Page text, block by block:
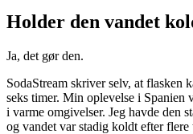
Holder den vandet
Ja, det gør den.
SodaStream skriver selv, at flasken
seks timer. Min oplevelse i Spanien
i varme omgivelser. Jeg havde den
og vandet var stadig koldt efter flere